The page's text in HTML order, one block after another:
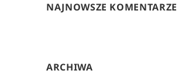
NAJNOWSZE KOMENTARZE
ARCHIWA